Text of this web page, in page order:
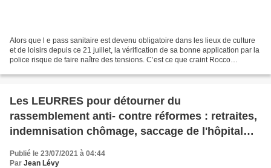
Alors que l e pass sanitaire est devenu obligatoire dans les lieux de culture
et de loisirs depuis ce 21 juillet, la vérification de sa bonne application par la
police risque de faire naître des tensions. C’est ce que craint Rocco
Les LEURRES pour détourner du
rassemblement anti- contre réformes : retraites,
indemnisation chômage, saccage de l'hôpital
Publié le 23/07/2021 à 04:44
Par Jean Lévy